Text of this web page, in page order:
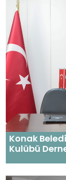
Konak
Kulübü